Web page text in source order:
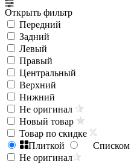
Открыть фильтр
Передний
Задний
Левый
Правый
Центральный
Верхний
Нижний
Не оригинал
Новый товар
Товар по скидке
Плиткой
Списком
Не оригинал